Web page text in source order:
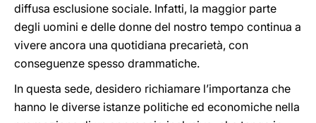
diffusa esclusione sociale. Infatti, la maggior parte
degli uomini e delle donne del nostro tempo continua a
vivere ancora una quotidiana precarietà, con
conseguenze spesso drammatiche.
In questa sede, desidero richiamare l’importanza che
hanno le diverse istanze politiche ed economiche nella